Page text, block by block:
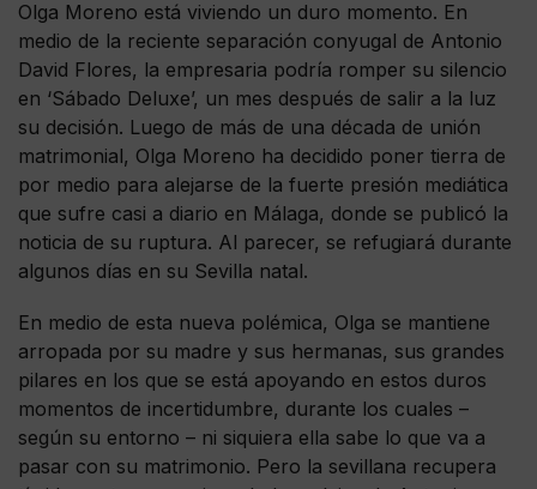
Olga Moreno está viviendo un duro momento. En
medio de la reciente separación conyugal de Antonio
David Flores, la empresaria podría romper su silencio
en ‘Sábado Deluxe’, un mes después de salir a la luz
su decisión. Luego de más de una década de unión
matrimonial, Olga Moreno ha decidido poner tierra de
por medio para alejarse de la fuerte presión mediática
que sufre casi a diario en Málaga, donde se publicó la
noticia de su ruptura. Al parecer, se refugiará durante
algunos días en su Sevilla natal.
En medio de esta nueva polémica, Olga se mantiene
arropada por su madre y sus hermanas, sus grandes
pilares en los que se está apoyando en estos duros
momentos de incertidumbre, durante los cuales –
según su entorno – ni siquiera ella sabe lo que va a
pasar con su matrimonio. Pero la sevillana recupera